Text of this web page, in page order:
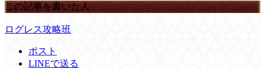
この記事を書いた人
ログレス攻略班
ポスト
LINEで送る